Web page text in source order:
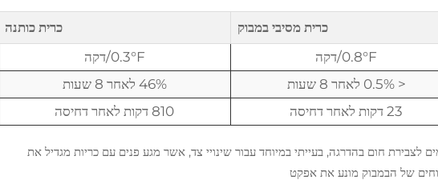
כרית מסיבי במבוק
כרית כותנה
0.8°F/דקה
0.3°F/דקה
< 0.5% לאחר 8 שעות
46% לאחר 8 שעות
23 דקות לאחר דחיסה 810 דקות לאחר דחיסה
לצבירת חום בהדרגה, בעייתי במיוחד עבור שינויי צד, אשר מגע פנים עם כריות מגדיל את